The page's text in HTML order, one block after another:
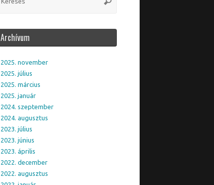
Archívum
2025. november
2025. július
2025. március
2025. január
2024. szeptember
2024. augusztus
2023. július
2023. június
2023. április
2022. december
2022. augusztus